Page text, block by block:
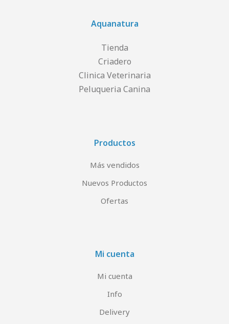
Aquanatura
Tienda
Criadero
Clinica Veterinaria
Peluqueria Canina
Productos
Más vendidos
Nuevos Productos
Ofertas
Mi cuenta
Mi cuenta
Info
Delivery